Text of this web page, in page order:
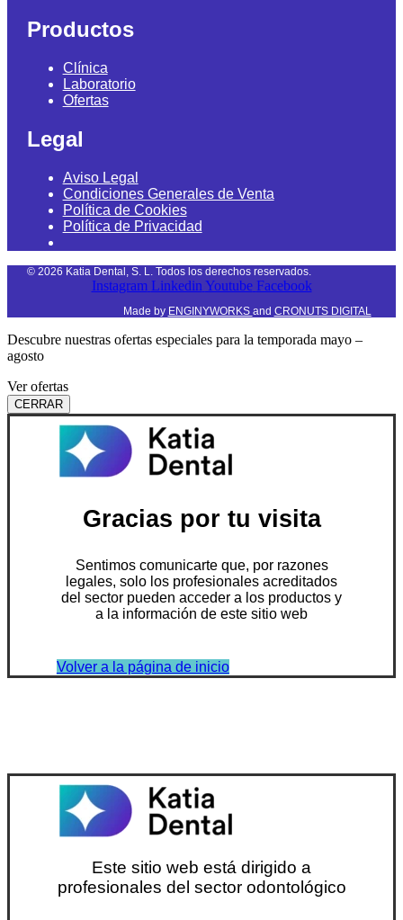
Productos
Clínica
Laboratorio
Ofertas
Legal
Aviso Legal
Condiciones Generales de Venta
Política de Cookies
Política de Privacidad
© 2026 Katia Dental, S. L. Todos los derechos reservados.
Instagram Linkedin Youtube Facebook
Made by ENGINYWORKS and CRONUTS DIGITAL
Descubre nuestras ofertas especiales para la temporada mayo –
agosto
Ver ofertas
CERRAR
Gracias por tu visita
Sentimos comunicarte que, por razones
legales, solo los profesionales acreditados
del sector pueden acceder a los productos y
a la información de este sitio web
Volver a la página de inicio
Este sitio web está dirigido a
profesionales del sector odontológico